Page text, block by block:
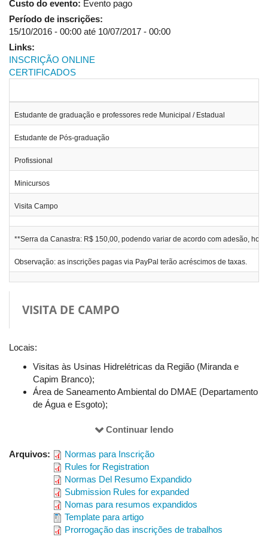
Mesa de abertura do VI Workshop internacional sobre
planejamento e desenvolvimento sustentável de bacias
hidrográficas:
Coordenação da comissão executiva da ufu do VI workshop
internacional sobre planejamento e desenvolvimento
sustentável de bacias hidrográficas da ufu.
Presenças:
Reitor da UFU: Prof. Dr. Valder Steffen Júnior;
Diretor presidente da Agência Nacional de Águas – Doutor
Vicente Andreu Guillo;
20h às 21h – Conferência de abertura: Excelentíssimo
Coutinho-
Santa Mônica as 400 pessoas que chegarem para completar as
cadeiras disponíveis. Os demais assistirão por Telão
disponibilizado no Auditório do Bloco 5S.
12/7/2017. Quarta–feira
8h às 9h
Desenvolvimento do tema: Sustentabilidade em Bacias
Hidrográficas
Conferencista: Lúcio José Sobral da Cunha Universidade de
Coimbra - Portugal
Mesa-redonda: Sustentabilidade em Bacias Hidrográficas
Custo do evento: Evento pago
Período de inscrições:
15/10/2016 - 00:00 até 10/07/2017 - 00:00
Links:
INSCRIÇÃO ONLINE
CERTIFICADOS
Estudante de graduação e professores rede Municipal / Estadual
Estudante de Pós-graduação
Profissional
Minicursos
Visita Campo
**Serra da Canastra: R$ 150,00, podendo variar de acordo com adesão,
Observação: as inscrições pagas via PayPal terão acréscimos de taxas.
VISITA DE CAMPO
Locais:
Visitas às Usinas Hidrelétricas da Região (Miranda e
Capim Branco);
Área de Saneamento Ambiental do DMAE (Departamento
de Água e Esgoto);
Paranaíba Região;
Visita a uma Área de Mineração (Araxá-MG);
Visita à Serra da Canastra*, na área da Nascentes do Rio
São Francisco (São Roque de Minas) (Neste caso, em 2
dias – 15 e 16/7). Custo fixo por pessoa, mais despesas
de acordo com adesão, hospedagem e alimentação não
inclusas;
Continuar lendo
Arquivos:
Normas para Inscrição
Rules for Registration
Normas Del Resumo Expandido
Submission Rules for expanded
Nomas para resumos expandidos
Template para artigo
Prorrogação das inscrições de trabalhos